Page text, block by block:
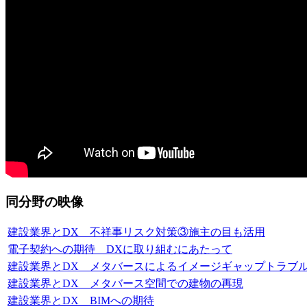
同分野の映像
建設業界とDX 不祥事リスク対策③施主の目も活用
電子契約への期待 DXに取り組むにあたって
建設業界とDX メタバースによるイメージギャップトラブ
建設業界とDX メタバース空間での建物の再現
建設業界とDX BIMへの期待